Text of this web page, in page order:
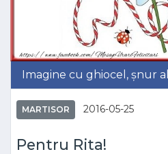
Imagine cu ghiocel, șnur
MARTISOR 2016-05-25
Pentru Rita!